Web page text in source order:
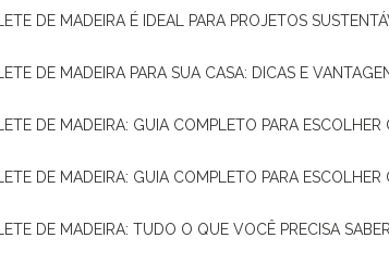
DE MADEIRA É IDEAL PARA PROJETOS
DE MADEIRA PARA SUA CASA: DICAS E
DE MADEIRA: GUIA COMPLETO PARA
DE MADEIRA: GUIA COMPLETO PARA
DE MADEIRA: TUDO O QUE VOCÊ PRECISA